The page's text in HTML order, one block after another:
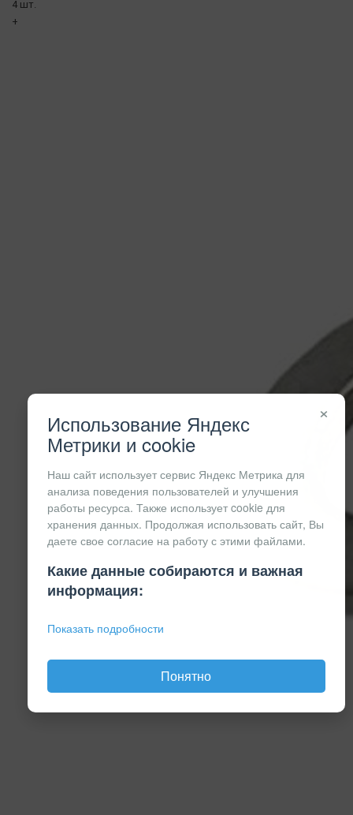
4 шт.
+
×
Использование Яндекс
Метрики и cookie
Наш сайт использует сервис Яндекс Метрика для
анализа поведения пользователей и улучшения
работы ресурса. Также использует cookie для
хранения данных. Продолжая использовать сайт, Вы
даете свое согласие на работу с этими файлами.
Какие данные собираются и важная
информация:
Показать подробности
Понятно